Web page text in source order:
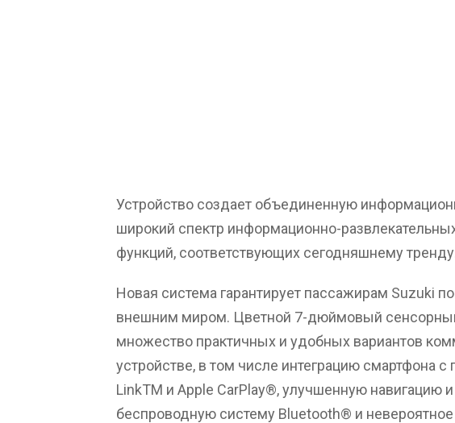
Устройство создает объединенную
широкий спектр информационно-
функций, соответствующих сегодняшнему
Новая система гарантирует пассажирам Suzuki
внешним миром. Цветной 7-дюймовый
множество практичных и удобных вариантов
устройстве, в том числе интеграцию смартфона
LinkTM и Apple CarPlay®, улучшенную навигацию
беспроводную систему Bluetooth® и